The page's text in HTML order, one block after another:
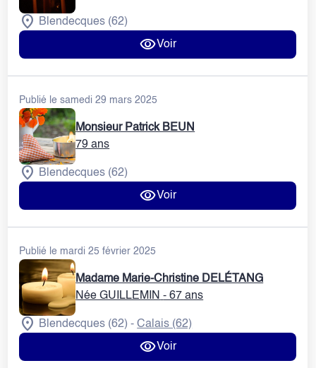
Blendecques (62)
Voir
Publié le samedi 29 mars 2025
Monsieur Patrick BEUN
79 ans
Blendecques (62)
Voir
Publié le mardi 25 février 2025
Madame Marie-Christine DELÉTANG
Née GUILLEMIN - 67 ans
Blendecques (62) -Calais (62)
Voir